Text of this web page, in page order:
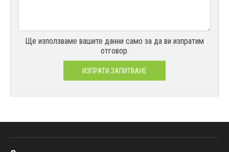
Ще използваме вашите данни само за да ви изпратим
отговор.
ИЗПРАТИ ЗАПИТВАНЕ